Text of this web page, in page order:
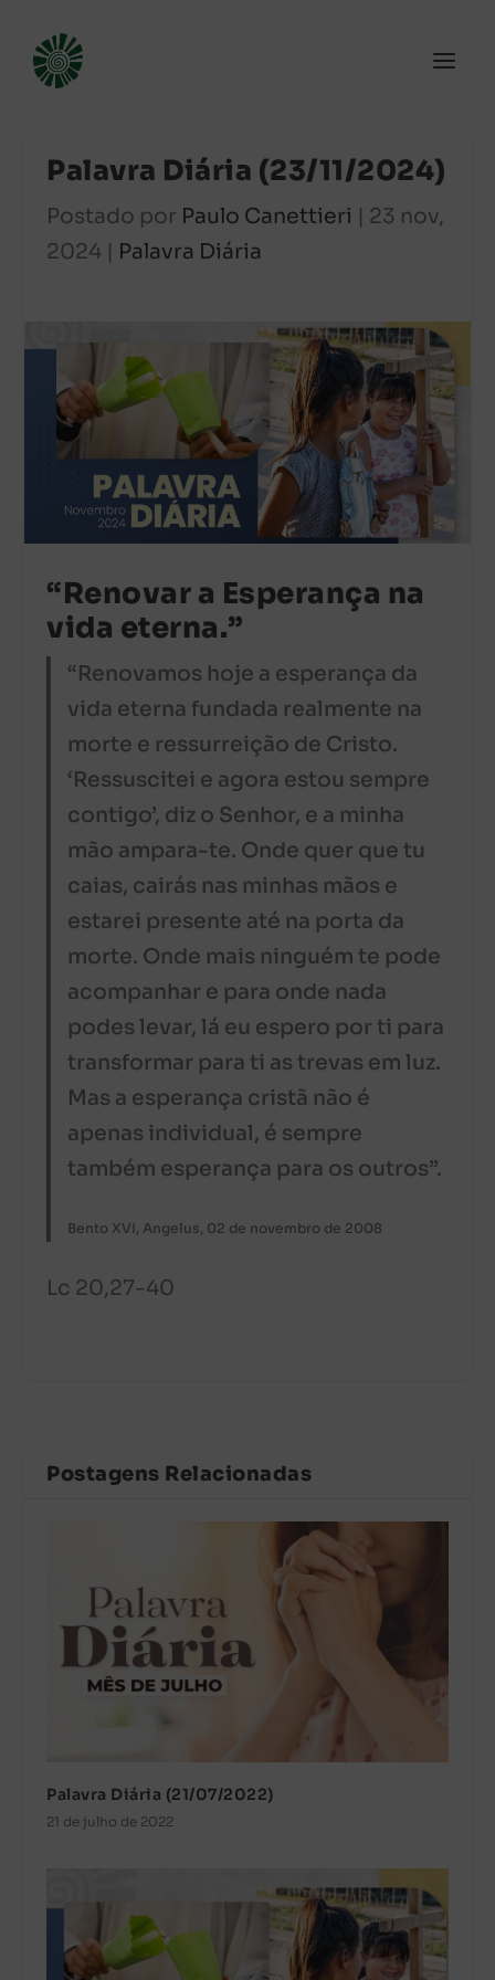
Palavra Diária (23/11/2024)
Postado por Paulo Canettieri | 23 nov,
2024 | Palavra Diária
“Renovar a Esperança na
vida eterna.”
“Renovamos hoje a esperança da
vida eterna fundada realmente na
morte e ressurreição de Cristo.
‘Ressuscitei e agora estou sempre
contigo’, diz o Senhor, e a minha
mão ampara-te. Onde quer que tu
caias, cairás nas minhas mãos e
estarei presente até na porta da
morte. Onde mais ninguém te pode
acompanhar e para onde nada
podes levar, lá eu espero por ti para
transformar para ti as trevas em luz.
Mas a esperança cristã não é
apenas individual, é sempre
também esperança para os outros”.
Bento XVI, Angelus, 02 de novembro de 2008
Lc 20,27-40
Postagens Relacionadas
Palavra Diária (21/07/2022)
21 de julho de 2022